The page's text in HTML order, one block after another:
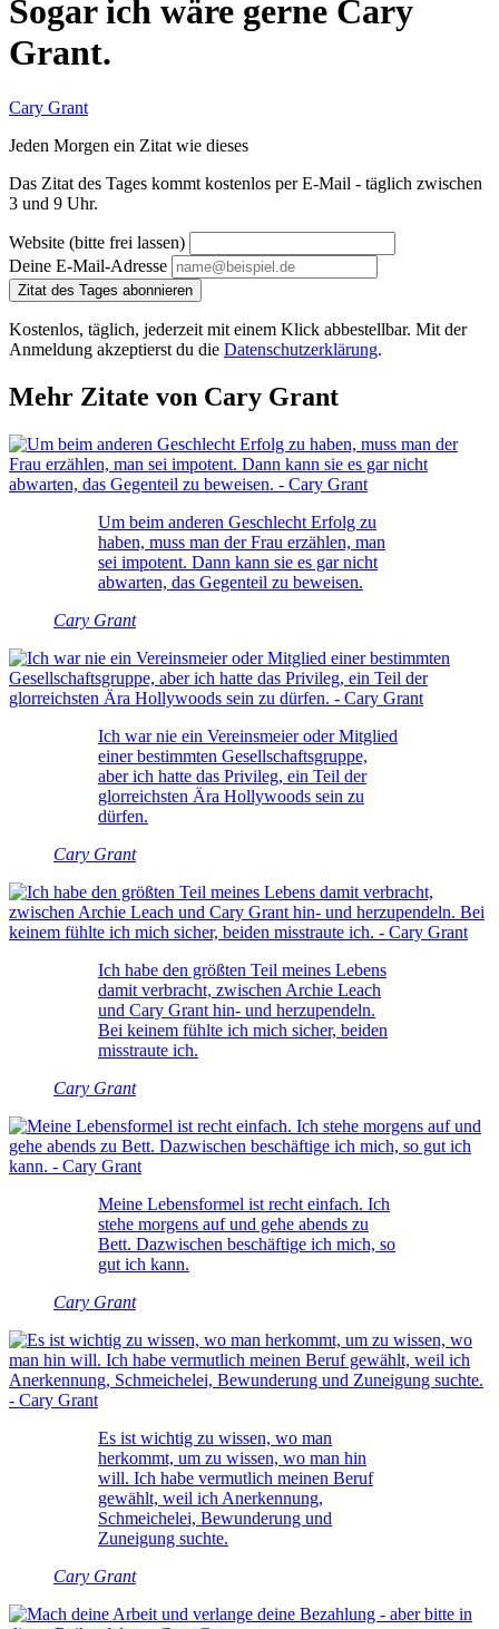
Sogar ich wäre gerne Cary
Grant.
Cary Grant
Jeden Morgen ein Zitat wie dieses
Das Zitat des Tages kommt kostenlos per E-Mail - täglich zwischen
3 und 9 Uhr.
Website (bitte frei lassen)
Deine E-Mail-Adresse
Zitat des Tages abonnieren
Kostenlos, täglich, jederzeit mit einem Klick abbestellbar. Mit der
Anmeldung akzeptierst du die Datenschutzerklärung.
Mehr Zitate von Cary Grant
Um beim anderen Geschlecht Erfolg zu
haben, muss man der Frau erzählen, man
sei impotent. Dann kann sie es gar nicht
abwarten, das Gegenteil zu beweisen.
Cary Grant
Ich war nie ein Vereinsmeier oder Mitglied
einer bestimmten Gesellschaftsgruppe,
aber ich hatte das Privileg, ein Teil der
glorreichsten Ära Hollywoods sein zu
dürfen.
Cary Grant
Ich habe den größten Teil meines Lebens
damit verbracht, zwischen Archie Leach
und Cary Grant hin- und herzupendeln.
Bei keinem fühlte ich mich sicher, beiden
misstraute ich.
Cary Grant
Meine Lebensformel ist recht einfach. Ich
stehe morgens auf und gehe abends zu
Bett. Dazwischen beschäftige ich mich, so
gut ich kann.
Cary Grant
Es ist wichtig zu wissen, wo man
herkommt, um zu wissen, wo man hin
will. Ich habe vermutlich meinen Beruf
gewählt, weil ich Anerkennung,
Schmeichelei, Bewunderung und
Zuneigung suchte.
Cary Grant